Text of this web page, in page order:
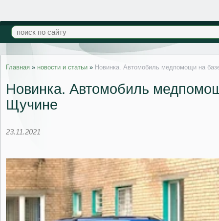
Главная » новости и статьи » Новинка. Автомобиль медпомощи на
Новинка. Автомобиль
Щучине
23.11.2021